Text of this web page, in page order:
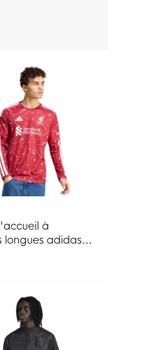
à
longues adidas
2026-2027